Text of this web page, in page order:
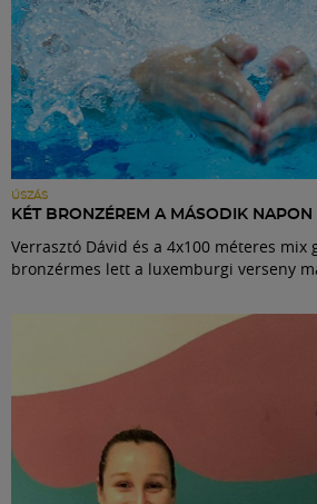
ÚSZÁS
KÉT BRONZÉREM A MÁSODIK NAPON
Verrasztó Dávid és a 4x100 méteres mix
bronzérmes lett a luxemburgi verseny